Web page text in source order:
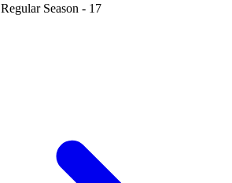
Regular Season - 17